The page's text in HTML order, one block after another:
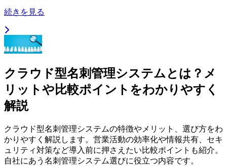
続きを見る
クラウド型名刺管理システムとは？メ
リットや比較ポイントをわかりやすく
解説
クラウド型名刺管理システムの特徴やメリット、選び方をわ
かりやすく解説します。営業活動の効率化や情報共有、セキ
ュリティ対策など導入前に押さえたい比較ポイントも紹介。
自社にあう名刺管理システム選びに役立つ内容です。